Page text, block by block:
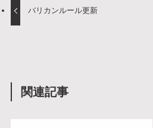
バリカンルール更新
関連記事